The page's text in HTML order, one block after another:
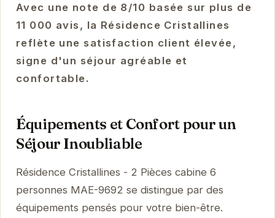
Avec une note de 8/10 basée sur plus de
11 000 avis, la Résidence Cristallines
reflète une satisfaction client élevée,
signe d'un séjour agréable et
confortable.
Équipements et Confort pour un
Séjour Inoubliable
Résidence Cristallines - 2 Pièces cabine 6
personnes MAE-9692 se distingue par des
équipements pensés pour votre bien-être.